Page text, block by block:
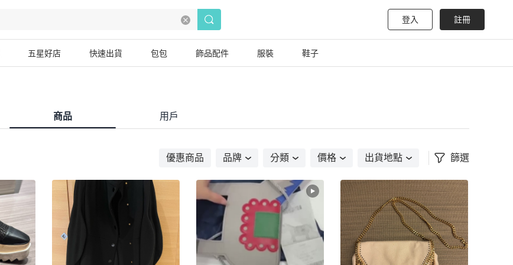
登入 註冊
五星好店 快速出貨 包包 飾品配件 服裝 鞋子
商品 用戶
優惠商品 品牌 分類 價格 出貨地點 篩選